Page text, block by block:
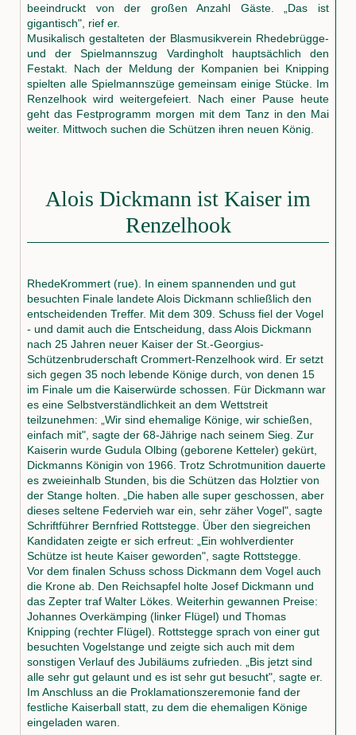
beeindruckt von der großen Anzahl Gäste. „Das ist
gigantisch", rief er.
Musikalisch gestalteten der Blasmusikverein Rhedebrügge-
und der Spielmannszug Vardingholt hauptsächlich den
Festakt. Nach der Meldung der Kompanien bei Knipping
spielten alle Spielmannszüge gemeinsam einige Stücke. Im
Renzelhook wird weitergefeiert. Nach einer Pause heute
geht das Festprogramm morgen mit dem Tanz in den Mai
weiter. Mittwoch suchen die Schützen ihren neuen König.
Alois Dickmann ist Kaiser im
Renzelhook
RhedeKrommert (rue). In einem spannenden und gut
besuchten Finale landete Alois Dickmann schließlich den
entscheidenden Treffer. Mit dem 309. Schuss fiel der Vogel
- und damit auch die Entscheidung, dass Alois Dickmann
nach 25 Jahren neuer Kaiser der St.-Georgius-
Schützenbruderschaft Crommert-Renzelhook wird. Er setzt
sich gegen 35 noch lebende Könige durch, von denen 15
im Finale um die Kaiserwürde schossen. Für Dickmann war
es eine Selbstverständlichkeit an dem Wettstreit
teilzunehmen: „Wir sind ehemalige Könige, wir schießen,
einfach mit", sagte der 68-Jährige nach seinem Sieg. Zur
Kaiserin wurde Gudula Olbing (geborene Ketteler) gekürt,
Dickmanns Königin von 1966. Trotz Schrotmunition dauerte
es zweieinhalb Stunden, bis die Schützen das Holztier von
der Stange holten. „Die haben alle super geschossen, aber
dieses seltene Federvieh war ein, sehr zäher Vogel", sagte
Schriftführer Bernfried Rottstegge. Über den siegreichen
Kandidaten zeigte er sich erfreut: „Ein wohlverdienter
Schütze ist heute Kaiser geworden", sagte Rottstegge.
Vor dem finalen Schuss schoss Dickmann dem Vogel auch
die Krone ab. Den Reichsapfel holte Josef Dickmann und
das Zepter traf Walter Lökes. Weiterhin gewannen Preise:
Johannes Overkämping (linker Flügel) und Thomas
Knipping (rechter Flügel). Rottstegge sprach von einer gut
besuchten Vogelstange und zeigte sich auch mit dem
sonstigen Verlauf des Jubiläums zufrieden. „Bis jetzt sind
alle sehr gut gelaunt und es ist sehr gut besucht", sagte er.
Im Anschluss an die Proklamationszeremonie fand der
festliche Kaiserball statt, zu dem die ehemaligen Könige
eingeladen waren.